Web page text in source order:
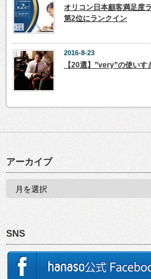
オリコン日本顧客満足度
第2位にランクイン
2016-8-23
【20選】”very”の使いす
アーカイブ
SNS